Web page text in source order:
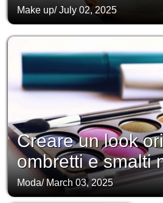
Make up/July 02, 2025
Creare un look
ombretti e smalti
Moda/ March 03, 2025